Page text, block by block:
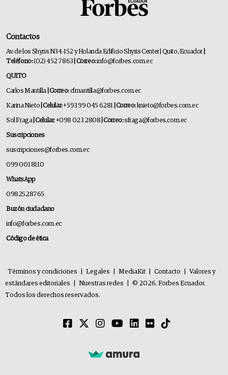
Contactos
Av. de los Shyris N34-152 y Holanda Edificio Shyris Center | Quito, Ecuador
Teléfono:(02) 452 7863 | Correo:info@forbes.com.ec
QUITO
Carlos Mantilla | Correo:cfmantilla@forbes.com.ec
Karina Nieto | Celular:+593 99 045 6281 | Correo: knieto@forbes.com.ec
Sol Fraga | Celular:+098 023 2808 | Correo:sfraga@forbes.com.ec
Suscripciones
suscripciones@forbes.com.ec
099 001 8110
WhatsApp
0982528765
Buzón ciudadano
info@forbes.com.ec
Código de ética
Términos y condiciones Legales MediaKit Contacto
Valores y
estándares editoriales
Nuestras redes
© 2026. Forbes Ecuador.
Todos los derechos reservados.